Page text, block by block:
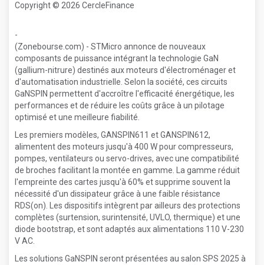
Copyright © 2026 CercleFinance
-
(Zonebourse.com) - STMicro annonce de nouveaux
composants de puissance intégrant la technologie GaN
(gallium-nitrure) destinés aux moteurs d'électroménager et
d'automatisation industrielle. Selon la société, ces circuits
GaNSPIN permettent d'accroître l'efficacité énergétique, les
performances et de réduire les coûts grâce à un pilotage
optimisé et une meilleure fiabilité.
Les premiers modèles, GANSPIN611 et GANSPIN612,
alimentent des moteurs jusqu'à 400 W pour compresseurs,
pompes, ventilateurs ou servo-drives, avec une compatibilité
de broches facilitant la montée en gamme. La gamme réduit
l'empreinte des cartes jusqu'à 60% et supprime souvent la
nécessité d'un dissipateur grâce à une faible résistance
RDS(on). Les dispositifs intègrent par ailleurs des protections
complètes (surtension, surintensité, UVLO, thermique) et une
diode bootstrap, et sont adaptés aux alimentations 110 V-230
V AC.
Les solutions GaNSPIN seront présentées au salon SPS 2025 à